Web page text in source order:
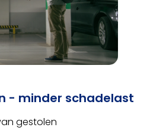
- minder schadelast
gestolen